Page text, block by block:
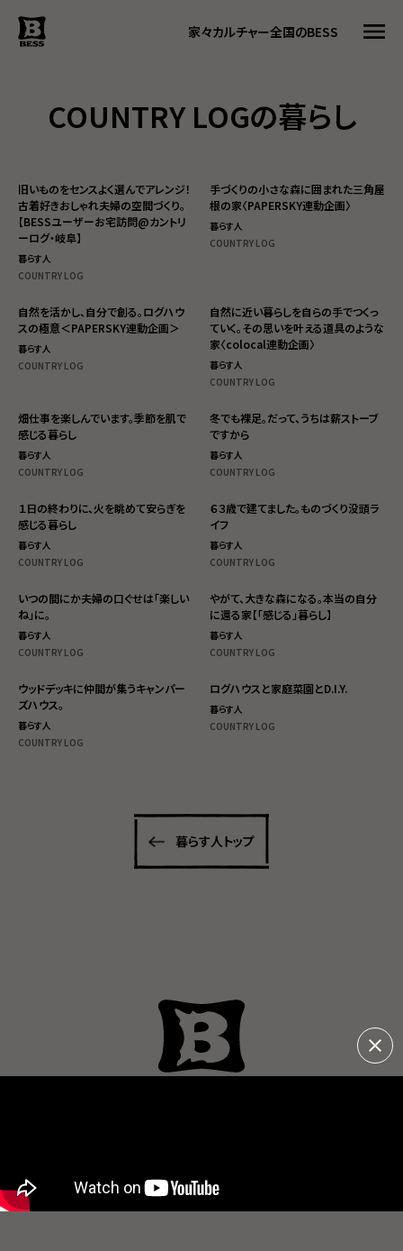
家々カルチャー全国のBESS
BESSカルチャー
家々
暮らす人
法人の方へ
COUNTRY LOGの暮らし
旧いものをセンスよく選んでアレンジ！
古着好きおしゃれ夫婦の空間づくり。
【BESSユーザーお宅訪問@カントリ
ーログ・岐阜】
暮らす人
COUNTRY LOG
手づくりの小さな森に囲まれた三角屋
根の家〈PAPERSKY連動企画〉
暮らす人
COUNTRY LOG
自然を活かし、自分で創る。ログハウ
スの極意＜PAPERSKY連動企画＞
暮らす人
COUNTRY LOG
自然に近い暮らしを自らの手でつくっ
ていく。その思いを叶える道具のような
家〈colocal連動企画〉
暮らす人
COUNTRY LOG
畑仕事を楽しんでいます。季節を肌で
感じる暮らし
暮らす人
COUNTRY LOG
冬でも裸足。だって、うちは薪ストーブ
ですから
暮らす人
COUNTRY LOG
１日の終わりに、火を眺めて安らぎを
感じる暮らし
暮らす人
COUNTRY LOG
６３歳で建てました。ものづくり没頭ラ
イフ
暮らす人
COUNTRY LOG
いつの間にか夫婦の口ぐせは「楽しい
ね」に。
暮らす人
COUNTRY LOG
やがて、大きな森になる。本当の自分
に還る家【「感じる」暮らし】
暮らす人
COUNTRY LOG
ウッドデッキに仲間が集うキャンパー
ズハウス。
暮らす人
COUNTRY LOG
ログハウスと家庭菜園とD.I.Y.
暮らす人
COUNTRY LOG
暮らす人トップ